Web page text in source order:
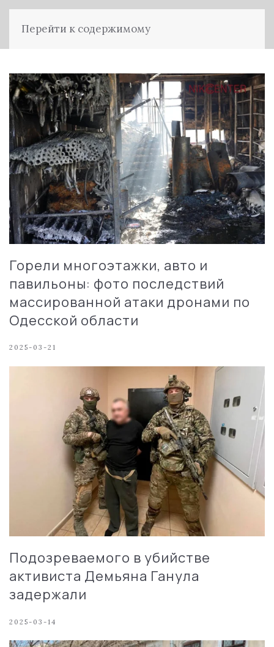
Перейти к содержимому
Горели многоэтажки, авто и
павильоны: фото последствий
массированной атаки дронами по
Одесской области
2025-03-21
Подозреваемого в убийстве
активиста Демьяна Ганула
задержали
2025-03-14